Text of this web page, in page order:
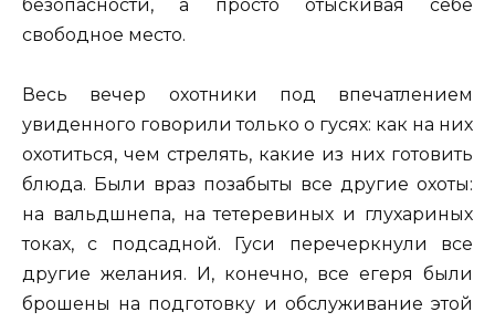
безопасности, а просто отыскивая себе
свободное место.
Весь вечер охотники под впечатлением
увиденного говорили только о гусях: как на них
охотиться, чем стрелять, какие из них готовить
блюда. Были враз позабыты все другие охоты:
на вальдшнепа, на тетеревиных и глухариных
токах, с подсадной. Гуси перечеркнули все
другие желания. И, конечно, все егеря были
брошены на подготовку и обслуживание этой